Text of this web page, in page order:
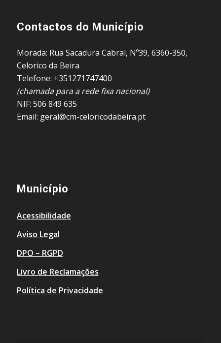
Contactos do Município
Morada: Rua Sacadura Cabral, Nº39, 6360-350,
Celorico da Beira
Telefone: +351271747400
(chamada para a rede fixa nacional)
NIF: 506 849 635
Email: geral@cm-celoricodabeira.pt
Município
Acessibilidade
Aviso Legal
DPO – RGPD
Livro de Reclamações
Política de Privacidade